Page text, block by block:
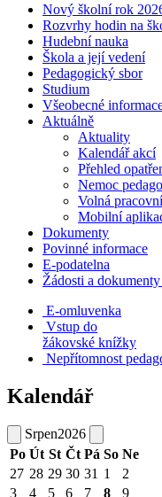
Nový školní rok
Rozvrhy hodin na
Hudební nauka
Škola a její vedení
Pedagogický sbor
Studium
Všeobecné
Aktuálně
Aktuality
Kalendář akcí
Přehled
Nemoc
Volná
Mobilní
Dokumenty
Povinné informace
E-podatelna
Žádosti a
E-omluvenka
Vstup do
žákovské knížky
Nepřítomnost
Kalendář
Srpen2026
Po Út St Čt Pá So Ne
27 28 29 30 31 1
2
3
4 5 6 7 8 9